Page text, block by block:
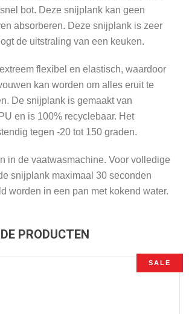
bot. Deze snijplank kan geen
absorberen. Deze snijplank is zeer
de uitstraling van een keuken.
flexibel en elastisch, waardoor
kan worden om alles eruit te
De snijplank is gemaakt van
en is 100% recyclebaar. Het
tegen -20 tot 150 graden.
in de vaatwasmachine. Voor volledige
snijplank maximaal 30 seconden
worden in een pan met kokend water.
PRODUCTEN
SALE